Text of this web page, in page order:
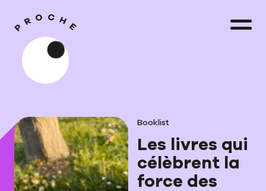
Booklist
Les livres qui
célèbrent la
force des